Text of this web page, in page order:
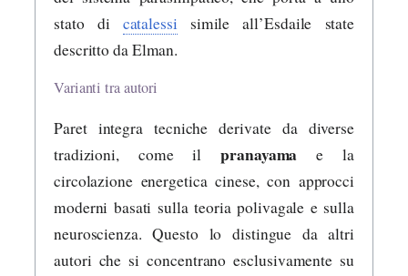
stato di catalessi simile all’Esdaile state
descritto da Elman.
Varianti tra autori
Paret integra tecniche derivate da diverse
tradizioni, come ilpranayama e la
circolazione energetica cinese, con approcci
moderni basati sulla teoria polivagale e sulla
neuroscienza. Questo lo distingue da altri
autori che si concentrano esclusivamente su